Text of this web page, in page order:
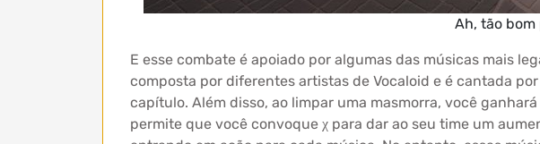
Ah, tão
E esse combate é apoiado por algumas das músicas mais
composta por diferentes artistas de Vocaloid e é cantada
capítulo. Além disso, ao limpar uma masmorra, você
permite que você convoque χ para dar ao seu time um